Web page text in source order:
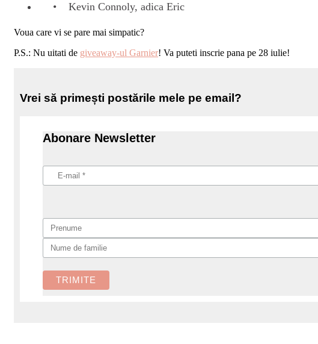
Kevin Connoly, adica Eric
Voua care vi se pare mai simpatic?
P.S.: Nu uitati de giveaway-ul Garnier! Va puteti inscrie pana pe 28 iulie!
Vrei să primești postările mele pe email?
Abonare Newsletter